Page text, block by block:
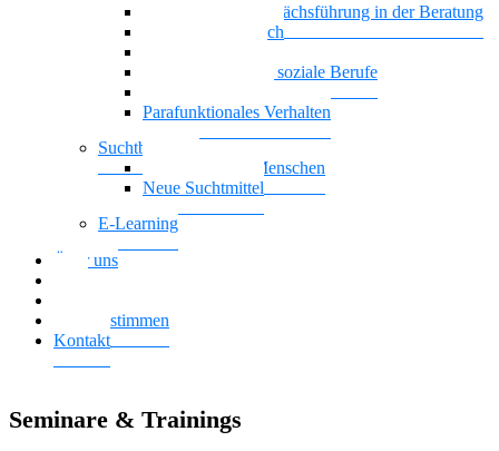
Motivierende Gesprächsführung in der Beratung
Nationalität Mensch
KI-Kompetenz für soziale Berufe
Parafunktionales Verhalten
Suchtberatung
Suchterkrankte Menschen
Neue Suchtmittel
E-Learning
Über uns
Kundenstimmen
Kontakt
Seminare & Trainings